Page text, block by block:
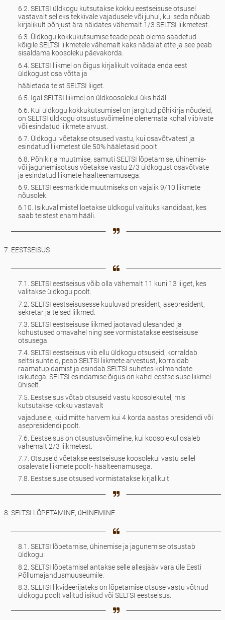
6.2. SELTSI üldkogu kutsutakse kokku eestseisuse otsusel
vastavalt selleks tekkivale vajadusele või juhul, kui seda nõuab
kirjalikult põhjust ära näidates vähemalt 1/3 SELTSI liikmetest.
6.3. Üldkogu kokkukutsumise teade peab olema saadetud
kõigile SELTSI liikmetele vähemalt kaks nädalat ette ja see peab
sisaldama koosoleku päevakorda.
6.4. SELTSI liikmel on õigus kirjalikult volitada enda eest
üldkogust osa võtta ja
hääletada teist SELTSI liiget.
6.5. Igal SELTSI liikmel on üldkoosolekul üks hääl.
6.6. Kui üldkogu kokkukutsumisel on järgitud põhikirja nõudeid,
on SELTSI üldkogu otsustusvõimeline olenemata kohal viibivate
või esindatud liikmete arvust.
6.7. Üldkogul võetakse otsused vastu, kui osavõtvatest ja
esindatud liikmetest üle 50% hääletasid poolt.
6.8. Põhikirja muutmise, samuti SELTSI lõpetamise, ühinemis-
või jagunemisotsus võetakse vastu 2/3 üldkogust osavõtvate
ja esindatud liikmete häälteenamusega.
6.9. SELTSI eesmärkide muutmiseks on vajalik 9/10 liikmete
nõusolek.
6.10. Isikuvalimistel loetakse üldkogul valituks kandidaat, kes
saab teistest enam hääli.
7. EESTSEISUS
7.1. SELTSI eestseisus võib olla vähemalt 11 kuni 13 liiget, kes
valitakse üldkogu poolt.
7.2. SELTSI eestseisusesse kuuluvad president, asepresident,
sekretär ja teised liikmed.
7.3. SELTSI eestseisuse liikmed jaotavad ülesanded ja
kohustused omavahel ning see vormistatakse eestseisuse
otsusega.
7.4. SELTSI eestseisus viib ellu üldkogu otsuseid, korraldab
seltsi suhteid, peab SELTSI liikmete arvestust, korraldab
raamatupidamist ja esindab SELTSI suhetes kolmandate
isikutega. SELTSI esindamise õigus on kahel eestseisuse liikmel
ühiselt.
7.5. Eestseisus võtab otsuseid vastu koosolekutel, mis
kutsutakse kokku vastavalt
vajadusele, kuid mitte harvem kui 4 korda aastas presidendi või
asepresidendi poolt.
7.6. Eestseisus on otsustusvõimeline, kui koosolekul osaleb
vähemalt 2/3 liikmetest.
7.7. Otsuseid võetakse eestseisuse koosolekul vastu sellel
osalevate liikmete poolt- häälteenamusega.
7.8. Eestseisuse otsused vormistatakse kirjalikult.
8. SELTSI LÕPETAMINE, üHINEMINE
8.1. SELTSI lõpetamise, ühinemise ja jagunemise otsustab
üldkogu.
8.2. SELTSI lõpetamisel antakse selle allesjääv vara üle Eesti
Põllumajandusmuuseumile.
8.3. SELTSI likvideerijateks on lõpetamise otsuse vastu võtnud
üldkogu poolt valitud isikud või SELTSI eestseisus.